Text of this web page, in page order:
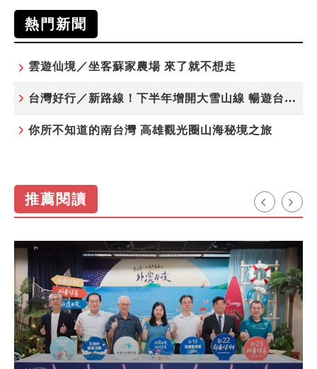
熱門新聞
雲遊仙境／坐客蘇家農場 來了就不想走
台灣好行／新路線！下半年增開大雪山線 暢遊台中更便利
你所不知道的南台灣 高雄觀光圈山海秘境之旅
推薦閱讀